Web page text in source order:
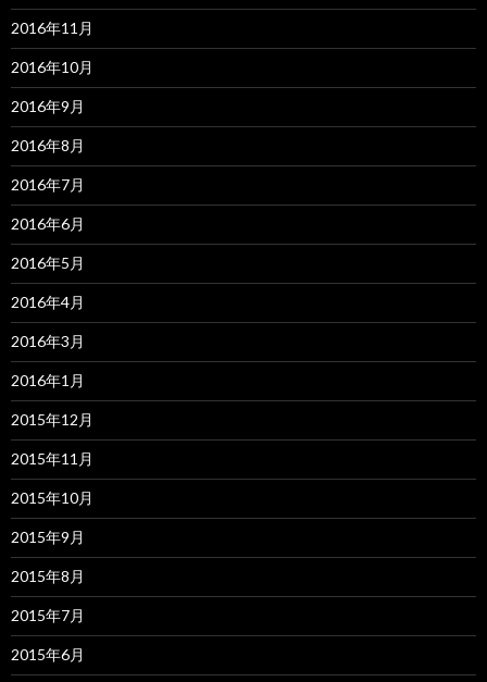
2016年11月
2016年10月
2016年9月
2016年8月
2016年7月
2016年6月
2016年5月
2016年4月
2016年3月
2016年1月
2015年12月
2015年11月
2015年10月
2015年9月
2015年8月
2015年7月
2015年6月